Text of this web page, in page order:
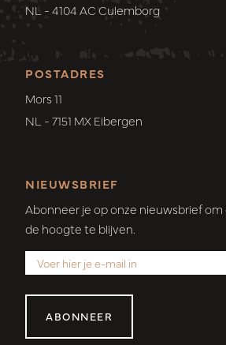
POSTADRES
Mors 11
NL - 7151 MX Eibergen
NL - 4104 AC Culemborg
NIEUWSBRIEF
Abonneer je op onze nieuwsbrief om
de hoogte te blijven.
ABONNEER